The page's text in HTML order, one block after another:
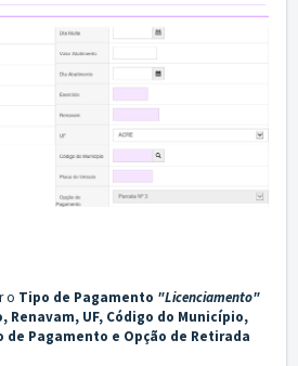
o Tipo de Pagamento "Licenciamento"
Renavam, UF, Código do Município,
de Pagamento e Opção de Retirada